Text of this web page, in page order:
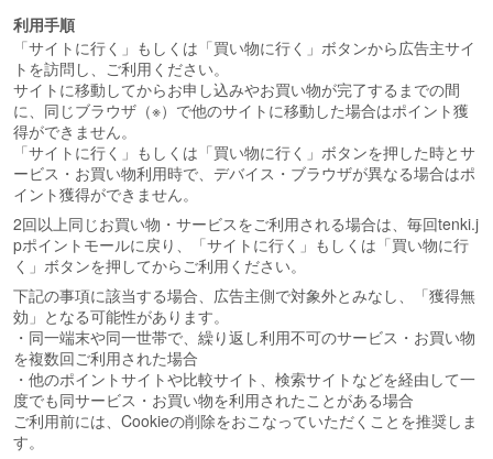
利用手順
「サイトに行く」もしくは「買い物に行く」ボタンから広告主サイ
トを訪問し、ご利用ください。
サイトに移動してからお申し込みやお買い物が完了するまでの間
に、同じブラウザ（※）で他のサイトに移動した場合はポイント獲
得ができません。
「サイトに行く」もしくは「買い物に行く」ボタンを押した時とサ
ービス・お買い物利用時で、デバイス・ブラウザが異なる場合はポ
イント獲得ができません。
2回以上同じお買い物・サービスをご利用される場合は、毎回tenki.j
pポイントモールに戻り、「サイトに行く」もしくは「買い物に行
く」ボタンを押してからご利用ください。
下記の事項に該当する場合、広告主側で対象外とみなし、「獲得無
効」となる可能性があります。
・同一端末や同一世帯で、繰り返し利用不可のサービス・お買い物
を複数回ご利用された場合
・他のポイントサイトや比較サイト、検索サイトなどを経由して一
度でも同サービス・お買い物を利用されたことがある場合
ご利用前には、Cookieの削除をおこなっていただくことを推奨しま
す。